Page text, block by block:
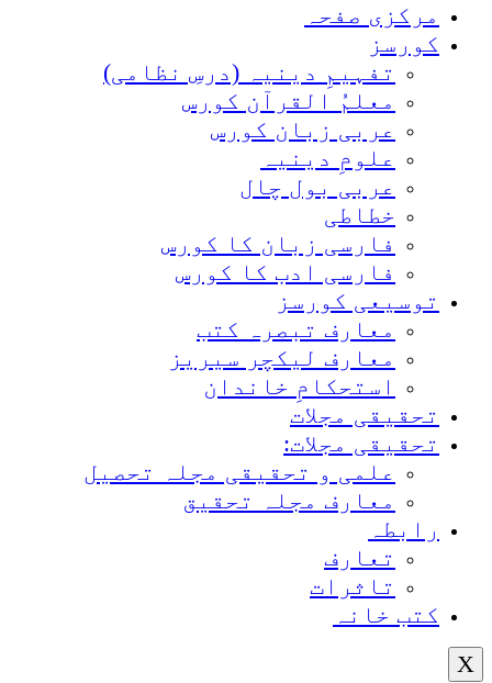
مرکزی صفحہ
کورسز
تفہیمِ دینیہ (درسِ نظامی)
معلمُ القرآن کورس
عربی زبان کورس
علومِ دینیہ
عربی بول چال
خطاطی
فارسی زبان کا کورس
فارسی ادب کا کورس
توسیعی کورسز
معارف تبصرہ کتب
معارف لیکچر سیریز
استحکامِ خاندان
تحقیقی مجلات
تحقیقی مجلات:
علمی و تحقیقی مجلہ تحصیل
معارف مجلہ تحقیق
رابطہ
تعارف
تاثرات
کتب خانہ
X